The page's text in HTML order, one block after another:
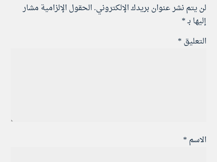
لن يتم نشر عنوان بريدك الإلكتروني.الحقول الإلزامية مشار
إليها بـ*
التعليق *
الاسم *